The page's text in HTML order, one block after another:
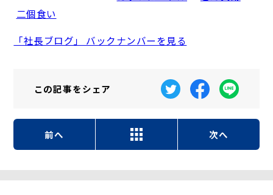
二個食い
「社長ブログ」 バックナンバーを見る
この記事をシェア
前へ 次へ